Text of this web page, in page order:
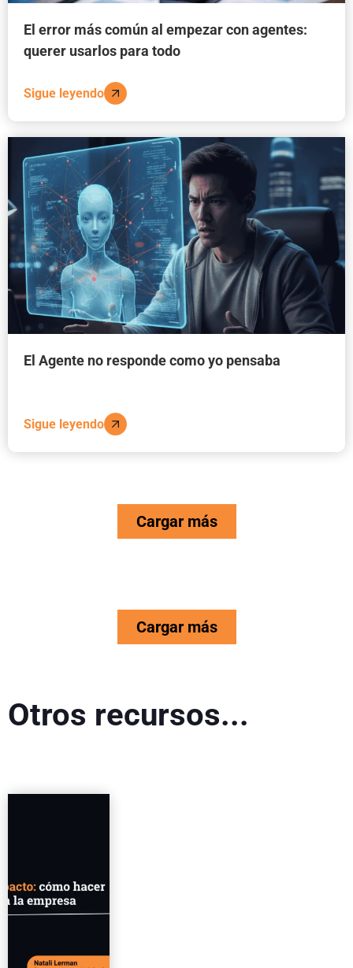
El error más común al empezar con agentes:
querer usarlos para todo
Sigue leyendo
El Agente no responde como yo pensaba
Sigue leyendo
Cargar más
Cargar más
Otros recursos...